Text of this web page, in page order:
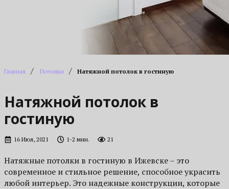
Главная / Потолки / Натяжной потолок в гостиную
Натяжной потолок в
гостиную
16 Июл, 2021 1-2 мин. 21
Натяжные потолки в гостиную в Ижевске – это
современное и стильное решение, способное украсить
любой интерьер. Это надежные конструкции, которые